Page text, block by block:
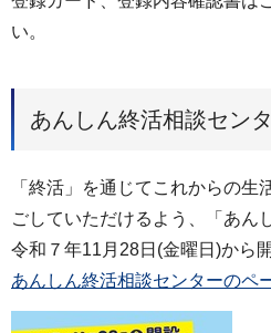
い。
あんしん終活相談セン
「終活」を通じてこれからの生
ごしていただけるよう、「あん
令和７年11月28日(金曜日)から
あんしん終活相談センターのペ